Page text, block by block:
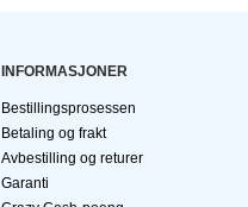
INFORMASJONER
Bestillingsprosessen
Betaling og frakt
Avbestilling og returer
Garanti